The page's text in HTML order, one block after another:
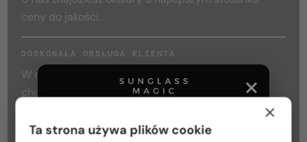
ceny do jakości.
DOSKONAŁA OBSŁUGA KLIENTA
W razie jakichkolwiek pytań prosimy o kontakt,
chętnie pomożemy.
INDYWIDUALNE DORADZTWO
×
Ta strona używa plików cookie